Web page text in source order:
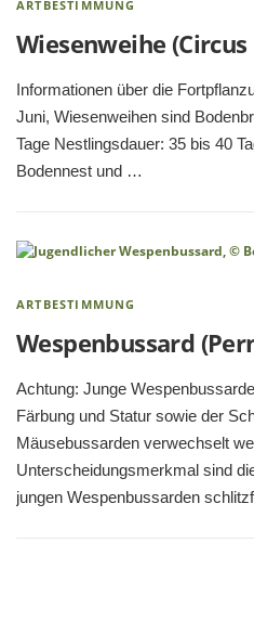
ARTBESTIMMUNG
Wiesenweihe
Informationen über die
Juni, Wiesenweihen sind
Tage Nestlingsdauer: 35 bis 40
Bodennest und …
ARTBESTIMMUNG
Wespenbussard
Achtung: Junge
Färbung und Statur sowie der
Mäusebussarden verwechselt
Unterscheidungsmerkmal sind
jungen Wespenbussarden